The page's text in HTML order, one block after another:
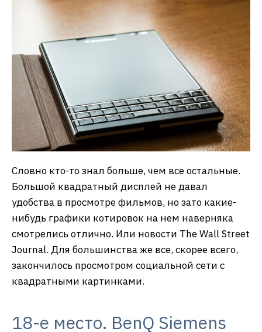
Словно кто-то знал больше, чем все остальные.
Большой квадратный дисплей не давал
удобства в просмотре фильмов, но зато какие-
нибудь графики котировок на нем наверняка
смотрелись отлично. Или новости The Wall Street
Journal. Для большинства же все, скорее всего,
закончилось просмотром социальной сети с
квадратными картинками.
18-е место. BenQ Siemens